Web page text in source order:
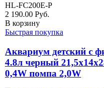
HL-FC200E-P
2 190.00 Руб.
В корзину
Быстрая покупка
Аквариум детский с
4.8л черный
0,4W помпа 2,0W